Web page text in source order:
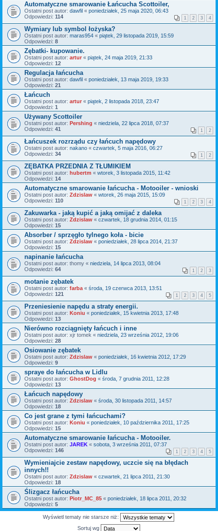
Automatyczne smarowanie Łańcucha Scottoiler,
Ostatni post autor: dawfil « poniedziałek, 25 maja 2020, 06:43
Odpowiedzi: 114 1 2 3 4
Wymiary lub symbol łożyska?
Ostatni post autor: maras954 « piątek, 29 listopada 2019, 15:59
Odpowiedzi: 8
Zębatki- kupowanie.
Ostatni post autor: artur « piątek, 24 maja 2019, 21:33
Odpowiedzi: 12
Regulacja łańcucha
Ostatni post autor: dawfil « poniedziałek, 13 maja 2019, 19:33
Odpowiedzi: 21
Łańcuch
Ostatni post autor: artur « piątek, 2 listopada 2018, 23:47
Odpowiedzi: 1
Używany Scottoiler
Ostatni post autor: Pershing « niedziela, 22 lipca 2018, 07:37
Odpowiedzi: 41 1 2
Łańcuszek rozrządu czy łańcuch napędowy
Ostatni post autor: nakano « czwartek, 5 maja 2016, 06:27
Odpowiedzi: 34 1 2
ZĘBATKA PRZEDNIA Z TŁUMIKIEM
Ostatni post autor: hubertm « wtorek, 3 listopada 2015, 11:42
Odpowiedzi: 14
Automatyczne smarowanie łańcucha - Motooiler - wnioski
Ostatni post autor: Zdzislaw « wtorek, 26 maja 2015, 15:09
Odpowiedzi: 110 1 2 3 4
Zakuwarka - jaką kupić a jaką omijać z daleka
Ostatni post autor: Zdzislaw « czwartek, 18 grudnia 2014, 01:15
Odpowiedzi: 15
Absorber / sprzęgło tylnego koła - bicie
Ostatni post autor: Zdzislaw « poniedziałek, 28 lipca 2014, 21:37
Odpowiedzi: 15
napinanie łańcucha
Ostatni post autor: thomy « niedziela, 14 lipca 2013, 08:04
Odpowiedzi: 64 1 2 3
motanie zębatek
Ostatni post autor: farba « środa, 19 czerwca 2013, 13:51
Odpowiedzi: 121 1 2 3 4 5
Przeniesienie napędu a straty energii.
Ostatni post autor: Koniu « poniedziałek, 15 kwietnia 2013, 17:48
Odpowiedzi: 13
Nierówno rozciągnięty łańcuch i inne
Ostatni post autor: xjr tomek « niedziela, 23 września 2012, 19:06
Odpowiedzi: 28
Osiowanie zębatek
Ostatni post autor: Zdzislaw « poniedziałek, 16 kwietnia 2012, 17:29
Odpowiedzi: 9
spraye do łańcucha w Lidlu
Ostatni post autor: GhostDog « środa, 7 grudnia 2011, 12:28
Odpowiedzi: 13
Łańcuch napędowy
Ostatni post autor: Zdzislaw « środa, 30 listopada 2011, 14:57
Odpowiedzi: 18
Co jest grane z tymi łańcuchami?
Ostatni post autor: Koniu « poniedziałek, 10 października 2011, 17:25
Odpowiedzi: 15
Automatyczne smarowanie łańcucha - Motooiler.
Ostatni post autor: JAREK « sobota, 3 września 2011, 07:37
Odpowiedzi: 146 1 2 3 4 5
Wymieniajcie zestaw napędowy, uczcie się na błędach
innych!!
Ostatni post autor: Zdzislaw « czwartek, 21 lipca 2011, 21:30
Odpowiedzi: 18
Ślizgacz łańcucha
Ostatni post autor: Piotr_MC_85 « poniedziałek, 18 lipca 2011, 20:32
Odpowiedzi: 5
Wyświetl tematy nie starsze niż:
Sortuj wg